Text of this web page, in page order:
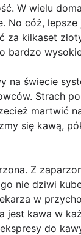
W wielu
No cóż,
za kilkaset
bardzo
na świecie
Strach
martwić
się kawą,
Z
nie dziwi
w
jest kawa w
do